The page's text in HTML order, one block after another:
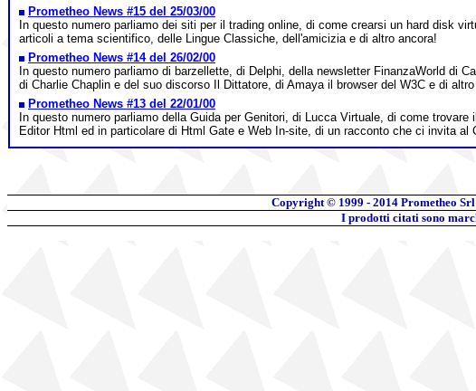
Prometheo News #15 del 25/03/00
In questo numero parliamo dei siti per il trading online, di come crearsi un hard disk
articoli a tema scientifico, delle Lingue Classiche, dell'amicizia e di altro ancora!
Prometheo News #14 del 26/02/00
In questo numero parliamo di barzellette, di Delphi, della newsletter FinanzaWorld di
di Charlie Chaplin e del suo discorso Il Dittatore, di Amaya il browser del W3C e di
Prometheo News #13 del 22/01/00
In questo numero parliamo della Guida per Genitori, di Lucca Virtuale, di come
Editor Html ed in particolare di Html Gate e Web In-site, di un racconto che ci invita al
Copyright © 1999 - 2014 Prometheo
I prodotti citati sono